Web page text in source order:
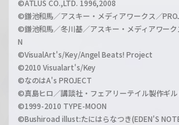
©ATLUS CO.,LTD. 1996,2008
©鎌池和馬／アスキー・メディアワークス／
©鎌池和馬／冬川基／アスキー・メディアワーク
N
©VisualArt's/Key/Angel Beats! Project
©2010 Visualart's/Key
©なのはA's PROJECT
©真島ヒロ／講談社・フェアリーテイル製作ギ
©1999-2010 TYPE-MOON
©Bushiroad illust:たにはらなつき(EDEN'S